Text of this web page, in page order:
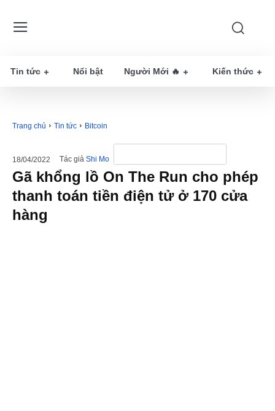
Tin tức Nổi bật Người Mới 🔥 Kiến thức
Trang chủ Tin tức Bitcoin
18/04/2022 Tác giả Shi Mo
Gã khổng lồ On The Run cho phép
thanh toán tiền điện tử ở 170 cửa
hàng